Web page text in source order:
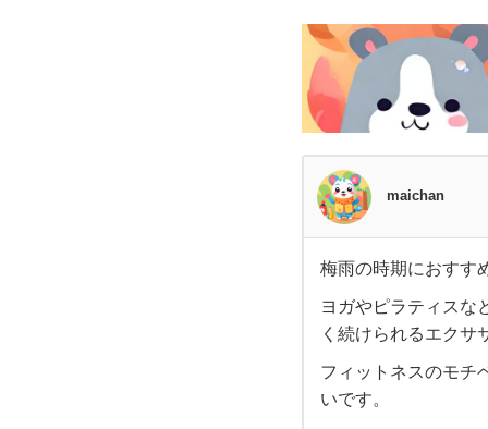
maichan
梅雨
の時
期に
梅雨の時期におすす
ヨガやピラティスな
く続けられるエクサ
フィットネスのモチ
いです。